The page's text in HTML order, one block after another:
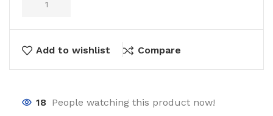
Add to wishlist Compare
18 People watching this product now!